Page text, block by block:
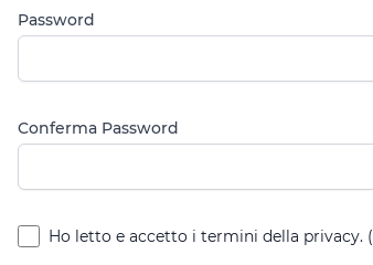
Password
Conferma Password
Ho letto e accetto i termini della privacy. (